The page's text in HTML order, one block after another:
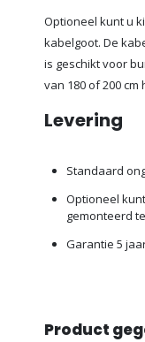
Optioneel kunt u
kabelgoot. De
is geschikt voor
van 180 of 200
Levering
Standaard
Optioneel
gemonteerd
Garantie 5
Product